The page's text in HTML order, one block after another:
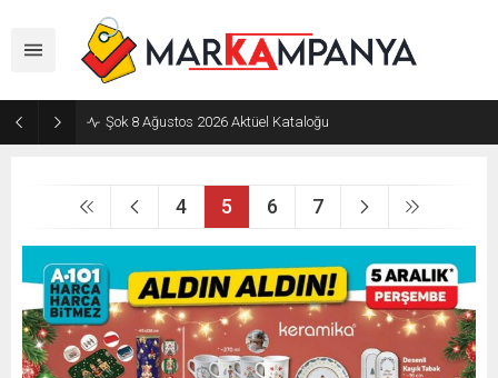
Şok 8 Ağustos 2026 Aktüel Kataloğu
4 5 6 7